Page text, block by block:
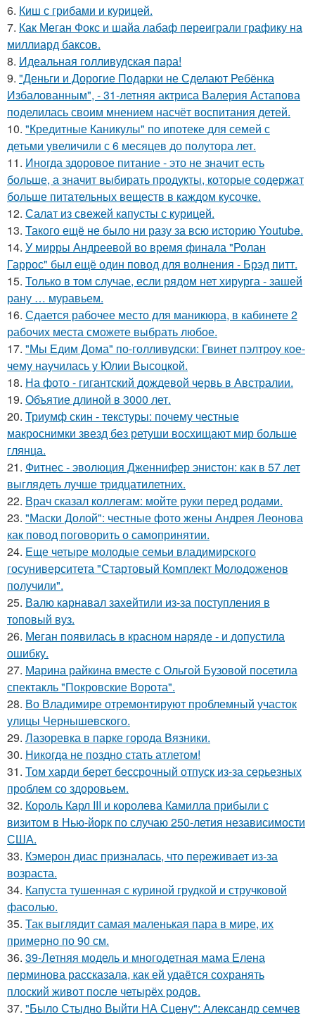
6. Киш с грибами и курицей.
7. Как Меган Фокс и шайа лабаф переиграли графику на
миллиард баксов.
8. Идеальная голливудская пара!
9. "Деньги и Дорогие Подарки не Сделают Ребёнка
Избалованным", - 31-летняя актриса Валерия Астапова
поделилась своим мнением насчёт воспитания детей.
10. "Кредитные Каникулы" по ипотеке для семей с
детьми увеличили с 6 месяцев до полутора лет.
11. Иногда здоровое питание - это не значит есть
больше, а значит выбирать продукты, которые содержат
больше питательных веществ в каждом кусочке.
12. Салат из свежей капусты с курицей.
13. Такого ещё не было ни разу за всю историю Youtube.
14. У мирры Андреевой во время финала "Ролан
Гаррос" был ещё один повод для волнения - Брэд питт.
15. Только в том случае, если рядом нет хирурга - зашей
рану … муравьем.
16. Сдается рабочее место для маникюра, в кабинете 2
рабочих места сможете выбрать любое.
17. "Мы Едим Дома" по-голливудски: Гвинет пэлтроу кое-
чему научилась у Юлии Высоцкой.
18. На фото - гигантский дождевой червь в Австралии.
19. Объятие длиной в 3000 лет.
20. Триумф скин - текстуры: почему честные
макроснимки звезд без ретуши восхищают мир больше
глянца.
21. Фитнес - эволюция Дженнифер энистон: как в 57 лет
выглядеть лучше тридцатилетних.
22. Врач сказал коллегам: мойте руки перед родами.
23. "Маски Долой": честные фото жены Андрея Леонова
как повод поговорить о самопринятии.
24. Еще четыре молодые семьи владимирского
госуниверситета "Стартовый Комплект Молодоженов
получили".
25. Валю карнавал захейтили из-за поступления в
топовый вуз.
26. Меган появилась в красном наряде - и допустила
ошибку.
27. Марина райкина вместе с Ольгой Бузовой посетила
спектакль "Покровские Ворота".
28. Во Владимире отремонтируют проблемный участок
улицы Чернышевского.
29. Лазоревка в парке города Вязники.
30. Никогда не поздно стать атлетом!
31. Том харди берет бессрочный отпуск из-за серьезных
проблем со здоровьем.
32. Король Карл III и королева Камилла прибыли с
визитом в Нью-йорк по случаю 250-летия независимости
США.
33. Кэмерон диас призналась, что переживает из-за
возраста.
34. Капуста тушенная с куриной грудкой и стручковой
фасолью.
35. Так выглядит самая маленькая пара в мире, их
примерно по 90 см.
36. 39-Летняя модель и многодетная мама Елена
перминова рассказала, как ей удаётся сохранять
плоский живот после четырёх родов.
37. "Было Стыдно Выйти НА Сцену": Александр семчев